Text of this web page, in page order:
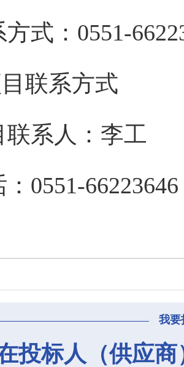
式：0551-
联系方式
联系人：李工
0551-66223646
我要
投标人（供应商